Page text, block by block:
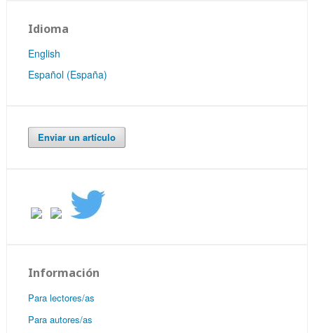
Idioma
English
Español (España)
Enviar un artículo
Información
Para lectores/as
Para autores/as